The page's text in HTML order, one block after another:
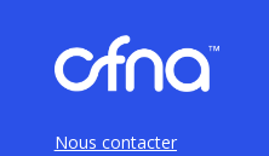
Nous contacter